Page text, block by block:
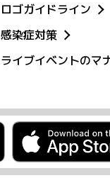
ロゴガイドライン
感染症対策
ライブイベントのマ